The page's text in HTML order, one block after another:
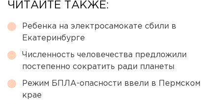
ЧИТАЙТЕ ТАКЖЕ:
Ребенка на электросамокате сбили в
Екатеринбурге
Численность человечества предложили
постепенно сократить ради планеты
Режим БПЛА-опасности ввели в Пермском
крае